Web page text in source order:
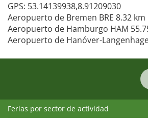
GPS: 53.14139938,8.91209030
Aeropuerto de Bremen BRE 8.32 km
Aeropuerto de Hamburgo HAM
Aeropuerto de Hanóver-
Ferias por sector de actividad